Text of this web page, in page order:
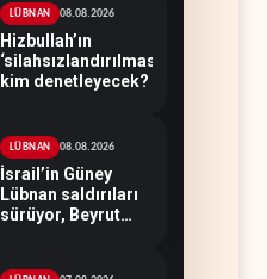
LÜBNAN 08.08.2026
Hizbullah’ın
‘silahsızlandırılmasını’
kim denetleyecek?
LÜBNAN 08.08.2026
İsrail’in Güney
Lübnan saldırıları
sürüyor, Beyrut